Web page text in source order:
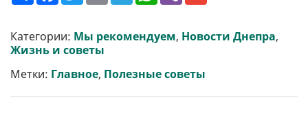
р
и
т
b
o
o
t
e
r
l g
r
s
A
r l
Категории: Мы рекомендуем, Новости Днепра,
Жизнь и советы
Метки: Главное, Полезные советы